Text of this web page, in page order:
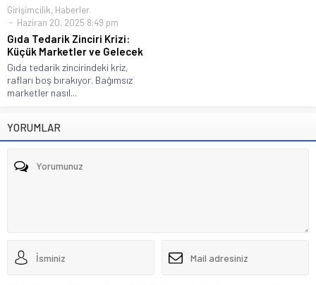
Girişimcilik, Haberler
Haziran 20, 2025 8:49 pm
Gıda Tedarik Zinciri Krizi:
Küçük Marketler ve Gelecek
Gıda tedarik zincirindeki kriz,
rafları boş bırakıyor. Bağımsız
marketler nasıl...
YORUMLAR